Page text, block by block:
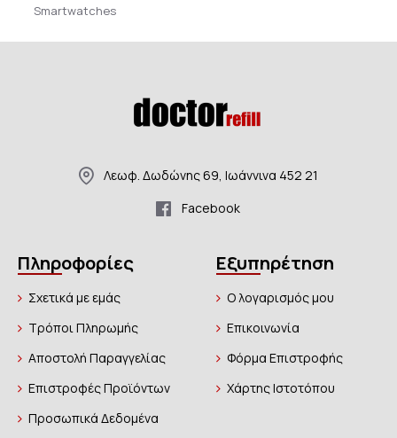
Smartwatches
Λεωφ. Δωδώνης 69, Ιωάννινα 452 21
Facebook
Πληροφορίες
Σχετικά με εμάς
Τρόποι Πληρωμής
Αποστολή Παραγγελίας
Επιστροφές Προϊόντων
Προσωπικά Δεδομένα
Εξυπηρέτηση
Ο λογαρισμός μου
Επικοινωνία
Φόρμα Επιστροφής
Χάρτης Ιστοτόπου